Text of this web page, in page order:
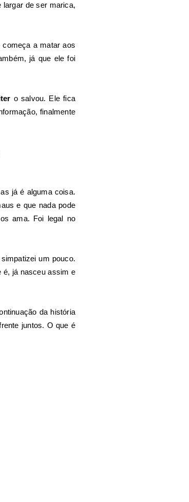
largar de ser marica,
a matar aos
já que ele foi
o salvou. Ele fica
finalmente
já é alguma coisa.
e que nada pode
ama. Foi legal no
um pouco.
é, já nasceu assim e
da história
juntos. O que é